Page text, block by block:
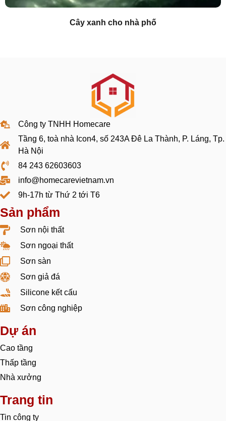
Cây xanh cho nhà phố
Công ty TNHH Homecare
Tầng 6, toà nhà Icon4, số 243A Đê La Thành, P. Láng, Tp.
Hà Nội
84 243 62603603
info@homecarevietnam.vn
9h-17h từ Thứ 2 tới T6
Sản phẩm
Sơn nội thất
Sơn ngoại thất
Sơn sàn
Sơn giả đá
Silicone kết cấu
Sơn công nghiệp
Dự án
Cao tầng
Thấp tầng
Nhà xưởng
Trang tin
Tin công ty